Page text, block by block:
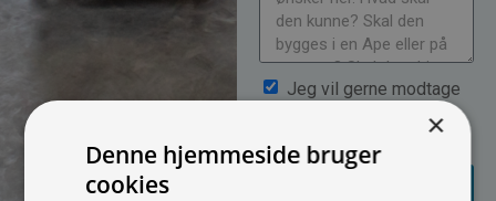
Jeg vil gerne modtage
nyheder på mail (bare rolig,
vi spammer ikke)
×
Denne hjemmeside bruger
cookies